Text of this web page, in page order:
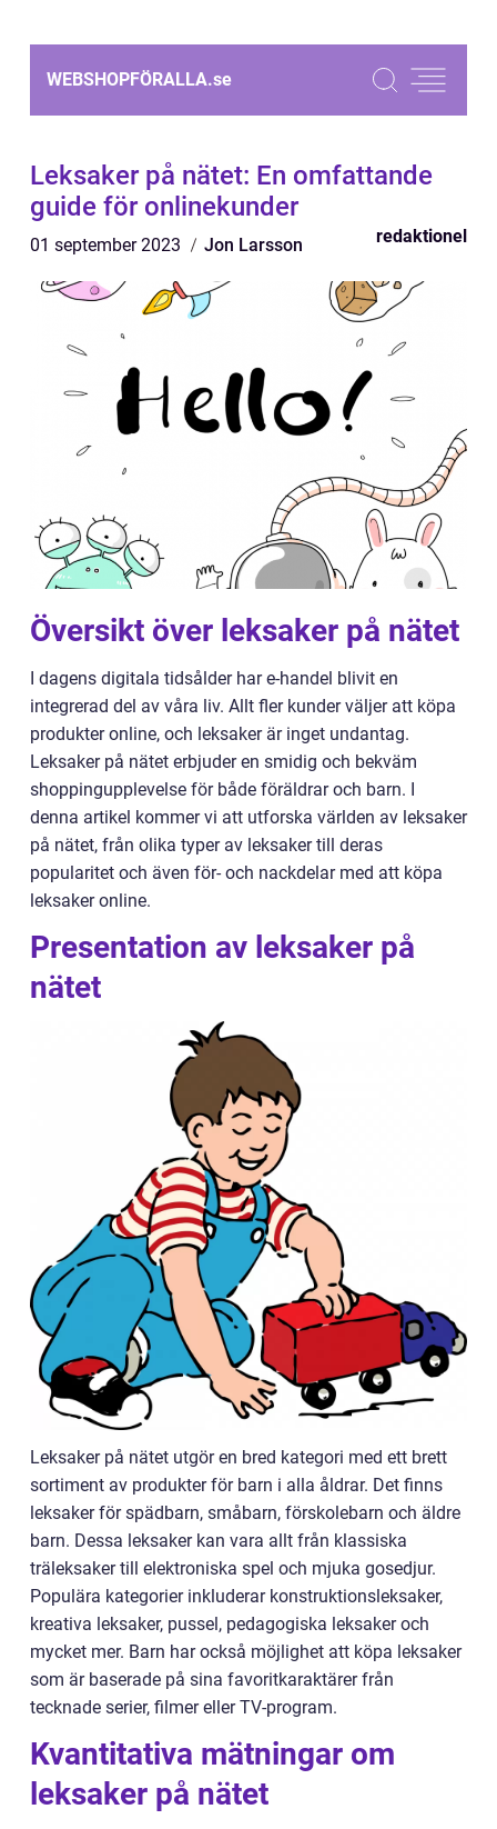
WEBSHOPFÖRALLA.se
Leksaker på nätet: En omfattande
guide för onlinekunder
01 september 2023 Jon Larsson redaktionel
Översikt över leksaker på nätet
I dagens digitala tidsålder har e-handel blivit en
integrerad del av våra liv. Allt fler kunder väljer att köpa
produkter online, och leksaker är inget undantag.
Leksaker på nätet erbjuder en smidig och bekväm
shoppingupplevelse för både föräldrar och barn. I
denna artikel kommer vi att utforska världen av leksaker
på nätet, från olika typer av leksaker till deras
popularitet och även för- och nackdelar med att köpa
leksaker online.
Presentation av leksaker på
nätet
Leksaker på nätet utgör en bred kategori med ett brett
sortiment av produkter för barn i alla åldrar. Det finns
leksaker för spädbarn, småbarn, förskolebarn och äldre
barn. Dessa leksaker kan vara allt från klassiska
träleksaker till elektroniska spel och mjuka gosedjur.
Populära kategorier inkluderar konstruktionsleksaker,
kreativa leksaker, pussel, pedagogiska leksaker och
mycket mer. Barn har också möjlighet att köpa leksaker
som är baserade på sina favoritkaraktärer från
tecknade serier, filmer eller TV-program.
Kvantitativa mätningar om
leksaker på nätet